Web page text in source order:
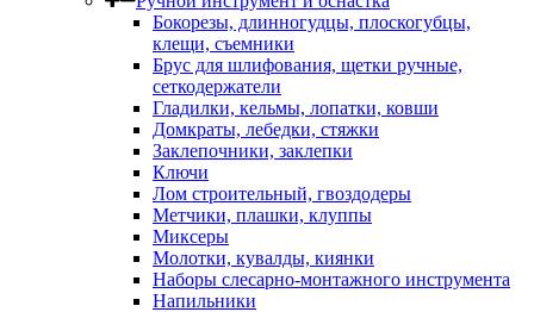
Бокорезы, длинногудцы, плоскогубцы,
клещи, съемники
Брус для шлифования, щетки ручные,
сеткодержатели
Гладилки, кельмы, лопатки, ковши
Домкраты, лебедки, стяжки
Заклепочники, заклепки
Ключи
Лом строительный, гвоздодеры
Метчики, плашки, клуппы
Миксеры
Молотки, кувалды, киянки
Наборы слесарно-монтажного инструмента
Напильники